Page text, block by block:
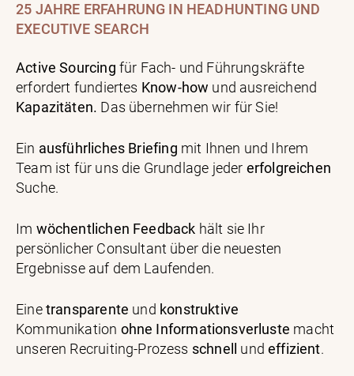
25 JAHRE ERFAHRUNG IN HEADHUNTING UND
EXECUTIVE SEARCH
Active Sourcing für Fach- und Führungskräfte
erfordert fundiertes Know-how und ausreichend
Kapazitäten. Das übernehmen wir für Sie!
Ein ausführliches Briefing mit Ihnen und Ihrem
Team ist für uns die Grundlage jeder erfolgreichen
Suche.
Im wöchentlichen Feedback hält sie Ihr
persönlicher Consultant über die neuesten
Ergebnisse auf dem Laufenden.
Einetransparente und konstruktive
Kommunikation ohne Informationsverluste macht
unseren Recruiting-Prozess schnell undeffizient.